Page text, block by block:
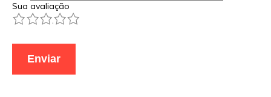
Sua avaliação
5
4
3
2